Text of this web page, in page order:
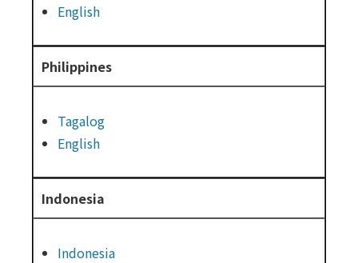
English
Philippines
Tagalog
English
Indonesia
Indonesia